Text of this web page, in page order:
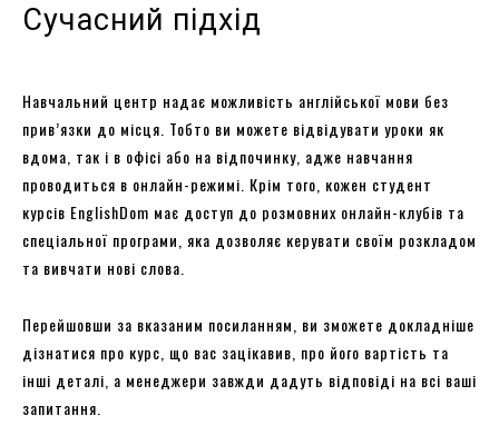
Сучасний підхід
Навчальний центр надає можливість англійської мови без
прив’язки до місця. Тобто ви можете відвідувати уроки як
вдома, так і в офісі або на відпочинку, адже навчання
проводиться в онлайн-режимі. Крім того, кожен студент
курсів EnglishDom має доступ до розмовних онлайн-клубів та
спеціальної програми, яка дозволяє керувати своїм розкладом
та вивчати нові слова.
Перейшовши за вказаним посиланням, ви зможете докладніше
дізнатися про курс, що вас зацікавив, про його вартість та
інші деталі, а менеджери завжди дадуть відповіді на всі ваші
запитання.